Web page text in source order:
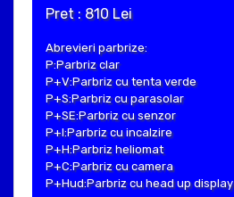
Pret : 810 Lei
Abrevieri parbrize:
P:Parbriz clar
P+V:Parbriz cu tenta verde
P+S:Parbriz cu parasolar
P+SE:Parbriz cu senzor
P+I:Parbriz cu incalzire
P+H:Parbriz heliomat
P+C:Parbriz cu camera
P+Hud:Parbriz cu head up display